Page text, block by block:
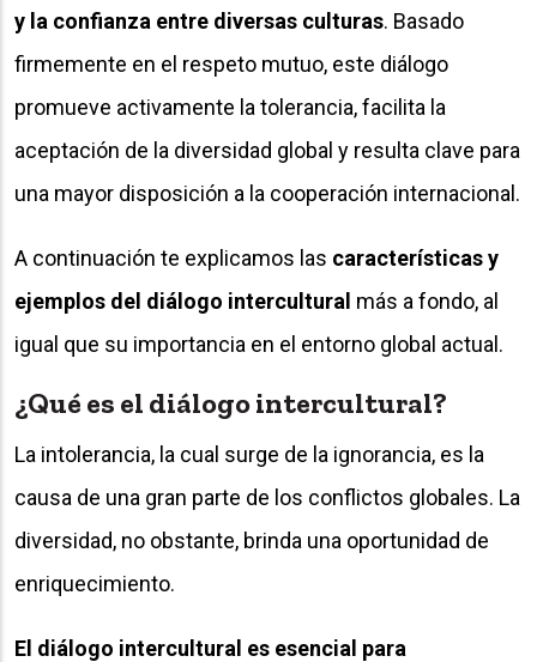
y la confianza entre diversas culturas. Basado
firmemente en el respeto mutuo, este diálogo
promueve activamente la tolerancia, facilita la
aceptación de la diversidad global y resulta clave para
una mayor disposición a la cooperación internacional.
A continuación te explicamos las características y
ejemplos del diálogo intercultural más a fondo, al
igual que su importancia en el entorno global actual.
¿Qué es el diálogo intercultural?
La intolerancia, la cual surge de la ignorancia, es la
causa de una gran parte de los conflictos globales. La
diversidad, no obstante, brinda una oportunidad de
enriquecimiento.
El diálogo intercultural es esencial para